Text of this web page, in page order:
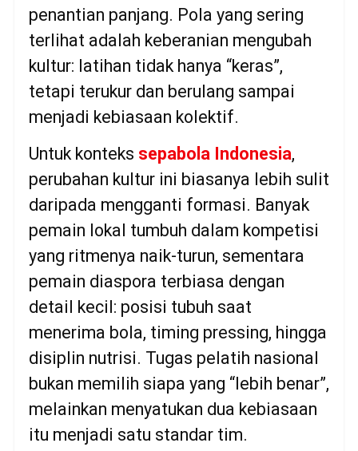
penantian panjang. Pola yang sering
terlihat adalah keberanian mengubah
kultur: latihan tidak hanya “keras”,
tetapi terukur dan berulang sampai
menjadi kebiasaan kolektif.
Untuk konteks sepabola Indonesia,
perubahan kultur ini biasanya lebih sulit
daripada mengganti formasi. Banyak
pemain lokal tumbuh dalam kompetisi
yang ritmenya naik-turun, sementara
pemain diaspora terbiasa dengan
detail kecil: posisi tubuh saat
menerima bola, timing pressing, hingga
disiplin nutrisi. Tugas pelatih nasional
bukan memilih siapa yang “lebih benar”,
melainkan menyatukan dua kebiasaan
itu menjadi satu standar tim.